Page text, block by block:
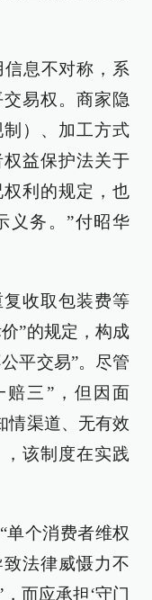
信息不对称，系
易权。商家隐
）、加工方式
权益保护法关于
利的规定，也
义务。”付昭华
收取包装费等
”的规定，构成
平交易”。尽管
赔三”，但因面
情渠道、无有效
该制度在实践
单个消费者维权
法律威慑力不
而应承担‘守门